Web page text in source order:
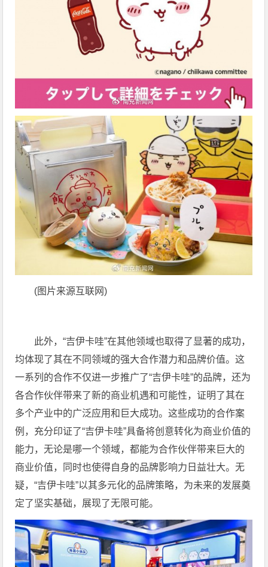
(图片来源互联网)
此外，“吉伊卡哇”在其他领域也取得了显著的成功，
均体现了其在不同领域的强大合作潜力和品牌价值。这
一系列的合作不仅进一步推广了“吉伊卡哇”的品牌，还为
各合作伙伴带来了新的商业机遇和可能性，证明了其在
多个产业中的广泛应用和巨大成功。这些成功的合作案
例，充分印证了“吉伊卡哇”具备将创意转化为商业价值的
能力，无论是哪一个领域，都能为合作伙伴带来巨大的
商业价值，同时也使得自身的品牌影响力日益壮大。无
疑，“吉伊卡哇”以其多元化的品牌策略，为未来的发展奠
定了坚实基础，展现了无限可能。